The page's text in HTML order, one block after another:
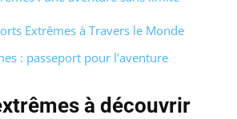
Extrêmes à Travers le Monde
: passeport pour l’aventure
à découvrir